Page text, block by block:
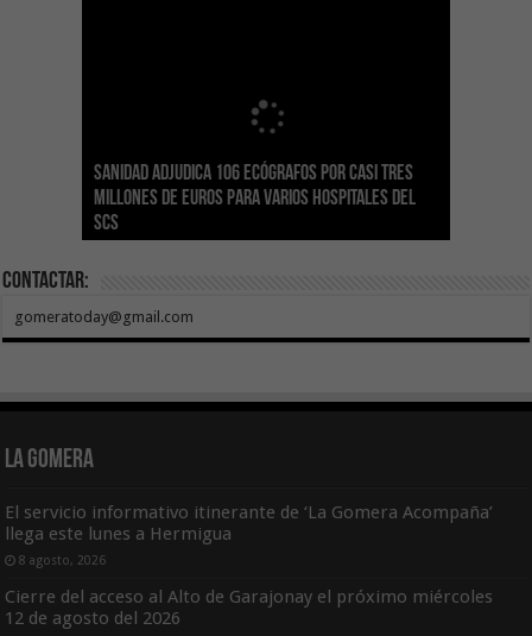
Sanidad adjudica 106 ecógrafos por casi tres
millones de euros para varios hospitales del
SCS
Gesplan logra la máxima puntuación en el
Índice de Transparencia de Canarias por cuarto
año consecutivo
El Gobierno canario concede ayudas del
POSEICAN-Pesca al sector por valor de 7,09 M€
tras aumentar las cuantías
Transición Ecológica coordina con Ashotel su
adhesión a la Red de Refugios Climáticos de
Canarias
Visocan incorpora 170 pisos a su parque de
vivienda protegida en régimen de alquiler
asequible de Tenerife
Sanidad refuerza la capacidad diagnóstica de
los centros de salud con el impulso de la
ecografía clínica
Contactar:
gomeratoday@gmail.com
La Gomera
El servicio informativo itinerante de ‘La Gomera Acompaña’
llega este lunes a Hermigua
8 agosto, 2026
Cierre del acceso al Alto de Garajonay el próximo miércoles
12 de agosto del 2026